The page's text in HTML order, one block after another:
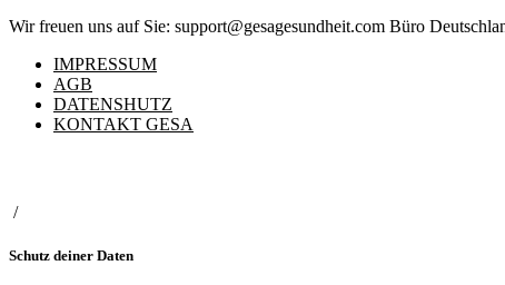
Wir freuen uns auf Sie: support@gesagesundheit.com Büro
IMPRESSUM
AGB
DATENSHUTZ
KONTAKT GESA
/
Schutz deiner Daten